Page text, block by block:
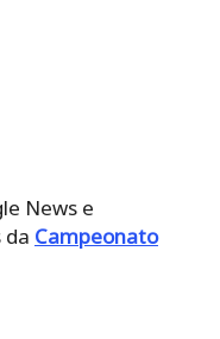
News e
da Campeonato